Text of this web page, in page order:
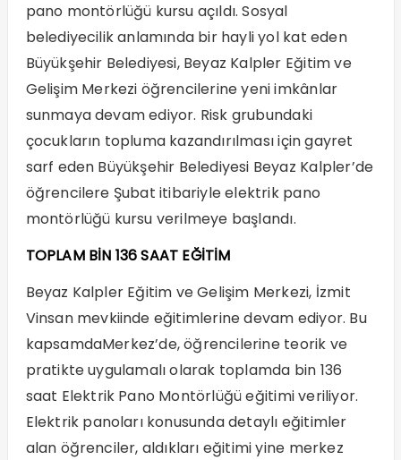
pano montörlüğü kursu açıldı. Sosyal
belediyecilik anlamında bir hayli yol kat eden
Büyükşehir Belediyesi, Beyaz Kalpler Eğitim ve
Gelişim Merkezi öğrencilerine yeni imkânlar
sunmaya devam ediyor. Risk grubundaki
çocukların topluma kazandırılması için gayret
sarf eden Büyükşehir Belediyesi Beyaz Kalpler’de
öğrencilere Şubat itibariyle elektrik pano
montörlüğü kursu verilmeye başlandı.
TOPLAM BİN 136 SAAT EĞİTİM
Beyaz Kalpler Eğitim ve Gelişim Merkezi, İzmit
Vinsan mevkiinde eğitimlerine devam ediyor. Bu
kapsamdaMerkez’de, öğrencilerine teorik ve
pratikte uygulamalı olarak toplamda bin 136
saat Elektrik Pano Montörlüğü eğitimi veriliyor.
Elektrik panoları konusunda detaylı eğitimler
alan öğrenciler, aldıkları eğitimi yine merkez